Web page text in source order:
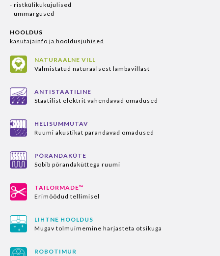
- ristkülikukujulised
- ümmargused
HOOLDUS
kasutajainfo ja hooldusjuhised
NATURAALNE VILL
Valmistatud naturaalsest lambavillast
ANTISTAATILINE
Staatilist elektrit vähendavad omadused
HELISUMMUTAV
Ruumi akustikat parandavad omadused
PÕRANDAKÜTE
Sobib põrandaküttega ruumi
TAILORMADE™
Erimõõdud tellimisel
LIHTNE HOOLDUS
Mugav tolmuimemine harjasteta otsikuga
ROBOTIMUR